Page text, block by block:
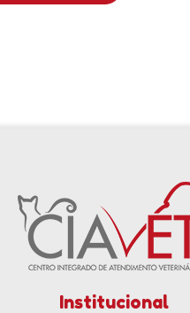
Institucional